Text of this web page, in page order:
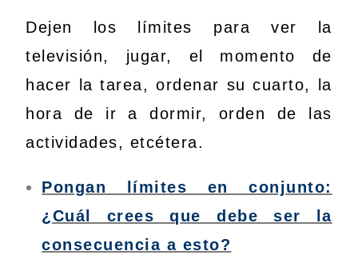
Dejen los límites para ver la
televisión, jugar, el momento de
hacer la tarea, ordenar su cuarto, la
hora de ir a dormir, orden de las
actividades, etcétera.
Pongan límites en conjunto:
¿Cuál crees que debe ser la
consecuencia a esto?